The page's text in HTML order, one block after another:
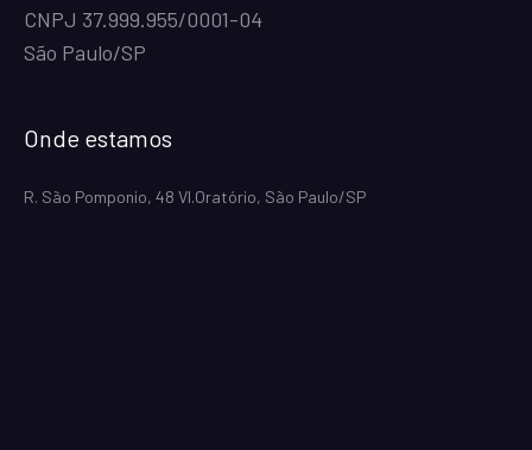
CNPJ 37.999.955/0001-04
São Paulo/SP
Onde estamos
R. São Pomponio, 48 Vl.Oratório, São Paulo/SP